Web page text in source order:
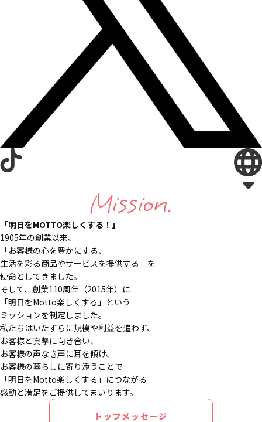
Mission.
「明日をMOTTO楽しくする！」
1905年の創業以来、
「お客様の心を豊かにする、
生活を彩る商品やサービスを提供する」を
使命としてきました。
そして、創業110周年（2015年）に
「明日をMotto楽しくする」という
ミッションを制定しました。
私たちはいたずらに規模や利益を追わず、
お客様と真摯に向き合い、
お客様の声なき声に耳を傾け、
お客様の暮らしに寄り添うことで
「明日をMotto楽しくする」につながる
感動と満足をご提供してまいります。
トップメッセージ